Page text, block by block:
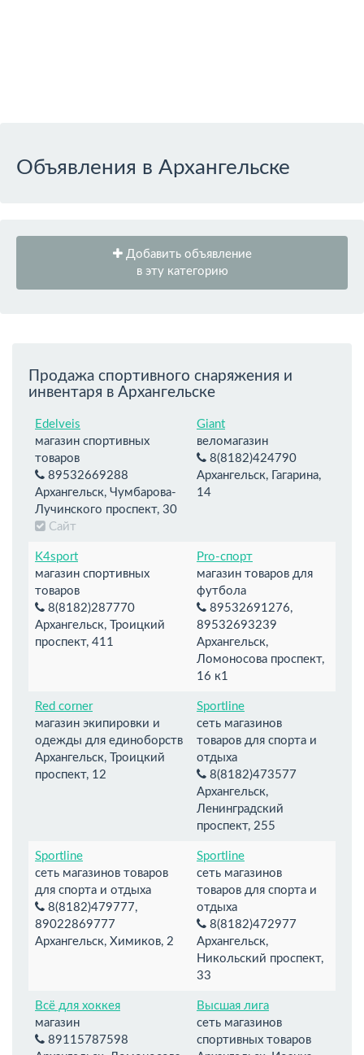
Объявления в Архангельске
Добавить объявление
в эту категорию
Продажа спортивного снаряжения и
инвентаря в Архангельске
Edelveis
магазин спортивных
товаров
89532669288
Архангельск, Чумбарова-
Лучинского проспект, 30
Сайт
Giant
веломагазин
8(8182)424790
Архангельск, Гагарина,
14
K4sport
магазин спортивных
товаров
8(8182)287770
Архангельск, Троицкий
проспект, 411
Pro-спорт
магазин товаров для
футбола
89532691276,
89532693239
Архангельск,
Ломоносова проспект,
16 к1
Red corner
магазин экипировки и
одежды для единоборств
Архангельск, Троицкий
проспект, 12
Sportline
сеть магазинов
товаров для спорта и
отдыха
8(8182)473577
Архангельск,
Ленинградский
проспект, 255
Sportline
сеть магазинов товаров
для спорта и отдыха
8(8182)479777,
89022869777
Архангельск, Химиков, 2
Sportline
сеть магазинов
товаров для спорта и
отдыха
8(8182)472977
Архангельск,
Никольский проспект,
33
Всё для хоккея
магазин
89115787598
Высшая лига
сеть магазинов
спортивных товаров